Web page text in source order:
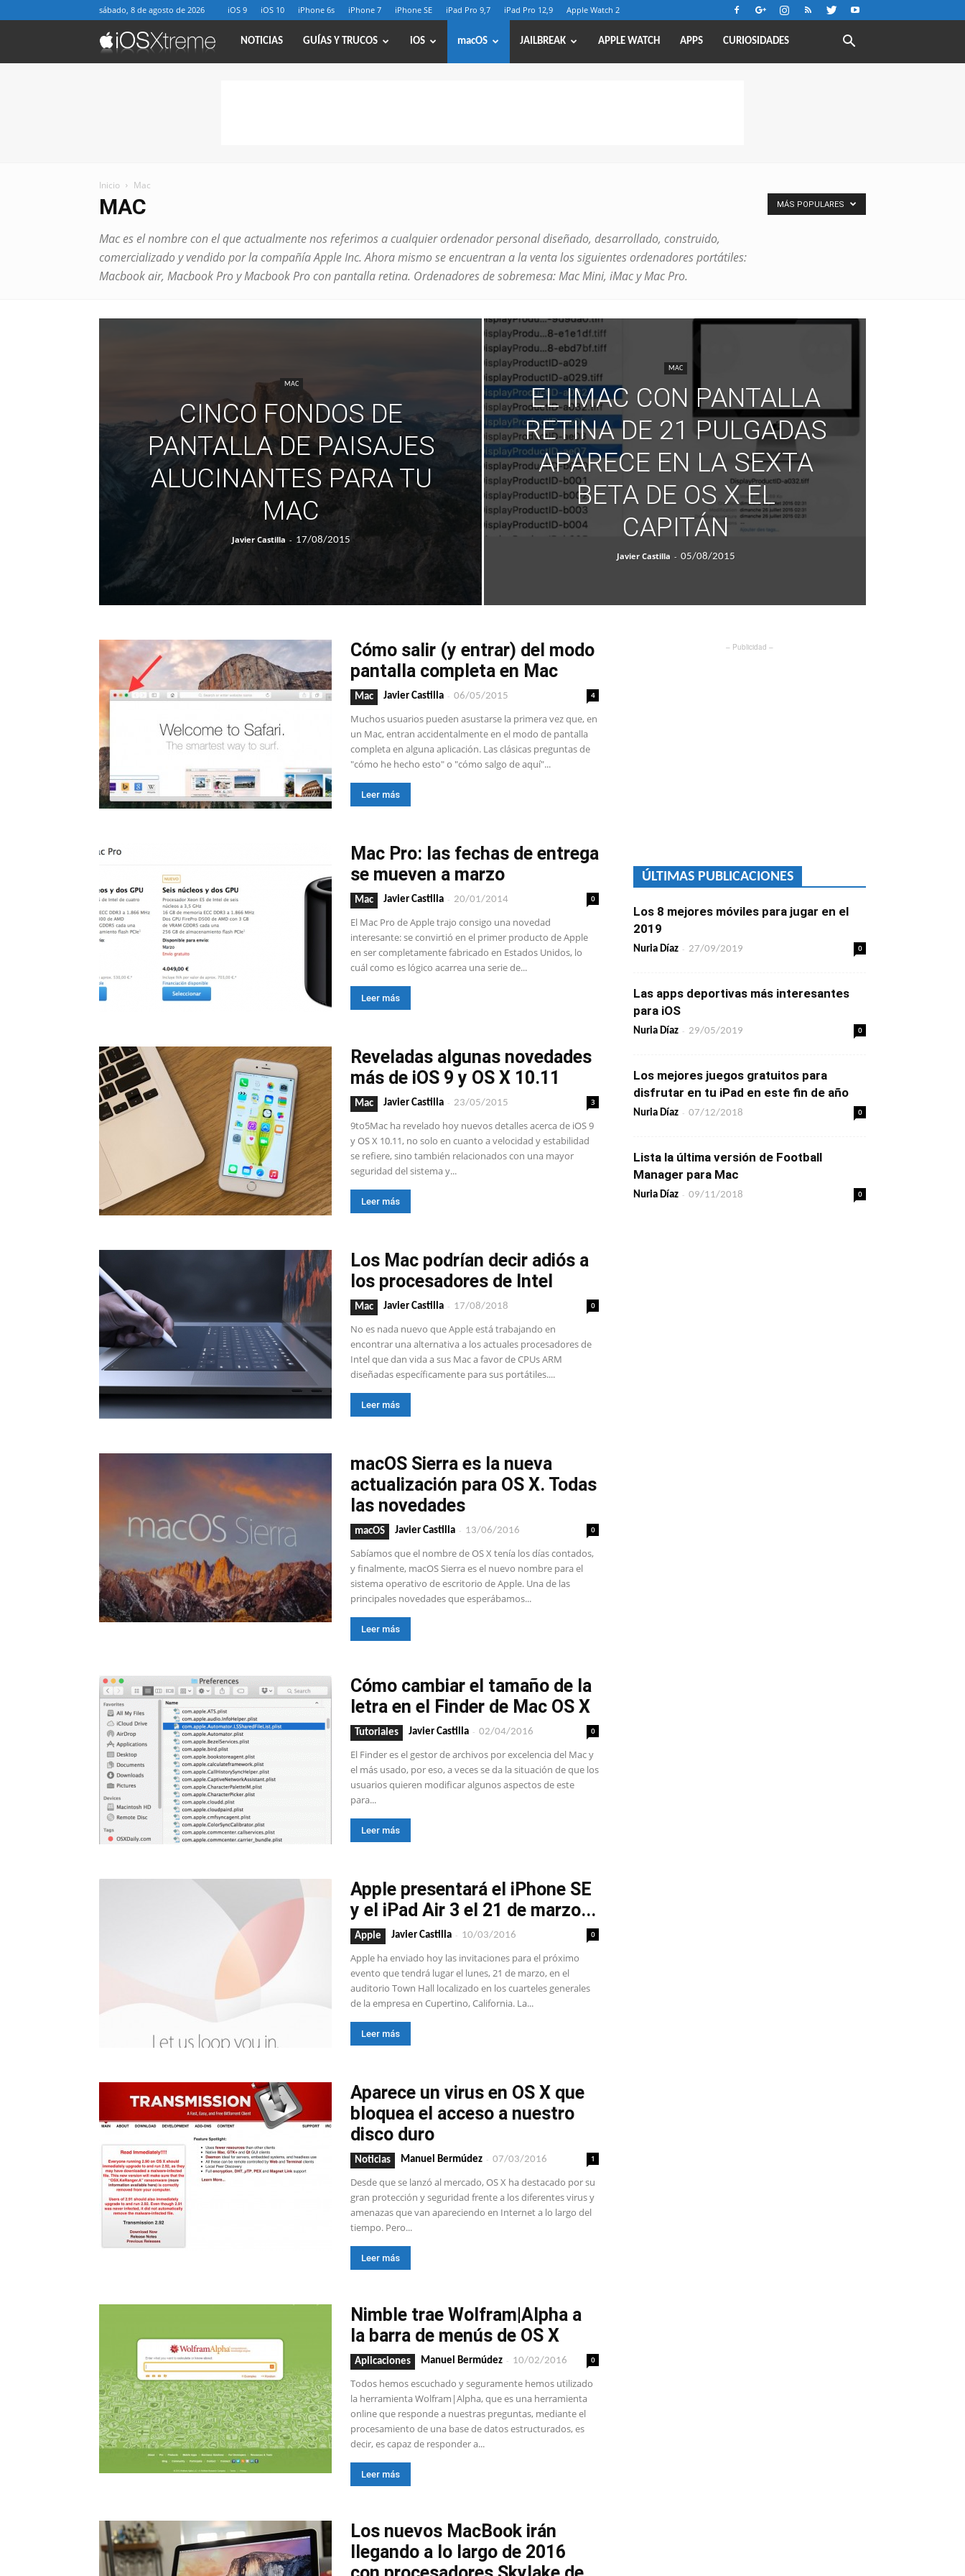
sábado, 8 de agosto de 2026 iOS 9 iOS 10 iPhone 6s iPhone 7 iPhone SE iPad Pro 9,7 iPad Pro 12,9 Apple Watch 2
iOSXtreme
NOTICIAS GUÍAS Y TRUCOS iOS macOS JAILBREAK APPLE WATCH APPS CURIOSIDADES
Inicio Mac
MAC
Mac es el nombre con el que actualmente nos referimos a cualquier ordenador personal diseñado, desarrollado, construido,
comercializado y vendido por la compañía Apple Inc. Ahora mismo se encuentran a la venta los siguientes ordenadores portátiles:
Macbook air, Macbook Pro y Macbook Pro con pantalla retina. Ordenadores de sobremesa: Mac Mini, iMac y Mac Pro.
MÁS POPULARES
MAC
CINCO FONDOS DE
PANTALLA DE PAISAJES
ALUCINANTES PARA TU
MAC
Javier Castilla - 17/08/2015
MAC
EL IMAC CON PANTALLA
RETINA DE 21 PULGADAS
APARECE EN LA SEXTA
BETA DE OS X EL
CAPITÁN
Javier Castilla - 05/08/2015
Cómo salir (y entrar) del modo
pantalla completa en Mac
Mac Javier Castilla - 06/05/2015 4
Muchos usuarios pueden asustarse la primera vez que, en
un Mac, entran accidentalmente en el modo de pantalla
completa en alguna aplicación. Las clásicas preguntas de
"cómo he hecho esto" o "cómo salgo de aquí"...
Leer más
Mac Pro: las fechas de entrega
se mueven a marzo
Mac Javier Castilla - 20/01/2014 0
El Mac Pro de Apple trajo consigo una novedad
interesante: se convirtió en el primer producto de Apple
en ser completamente fabricado en Estados Unidos, lo
cuál como es lógico acarrea una serie de...
Leer más
Reveladas algunas novedades
más de iOS 9 y OS X 10.11
Mac Javier Castilla - 23/05/2015 3
9to5Mac ha revelado hoy nuevos detalles acerca de iOS 9
y OS X 10.11, no solo en cuanto a velocidad y estabilidad
se refiere, sino también relacionados con una mayor
seguridad del sistema y...
Leer más
Los Mac podrían decir adiós a
los procesadores de Intel
Mac Javier Castilla - 17/08/2018 0
No es nada nuevo que Apple está trabajando en
encontrar una alternativa a los actuales procesadores de
Intel que dan vida a sus Mac a favor de CPUs ARM
diseñadas específicamente para sus portátiles....
Leer más
macOS Sierra es la nueva
actualización para OS X. Todas
las novedades
macOS Javier Castilla - 13/06/2016 0
Sabíamos que el nombre de OS X tenía los días contados,
y finalmente, macOS Sierra es el nuevo nombre para el
sistema operativo de escritorio de Apple. Una de las
principales novedades que esperábamos...
Leer más
Cómo cambiar el tamaño de la
letra en el Finder de Mac OS X
Tutoriales Javier Castilla - 02/04/2016 0
El Finder es el gestor de archivos por excelencia del Mac y
el más usado, por eso, a veces se da la situación de que los
usuarios quieren modificar algunos aspectos de este
para...
Leer más
Apple presentará el iPhone SE
y el iPad Air 3 el 21 de marzo...
Apple Javier Castilla - 10/03/2016 0
Apple ha enviado hoy las invitaciones para el próximo
evento que tendrá lugar el lunes, 21 de marzo, en el
auditorio Town Hall localizado en los cuarteles generales
de la empresa en Cupertino, California. La...
Leer más
Aparece un virus en OS X que
bloquea el acceso a nuestro
disco duro
Noticias Manuel Bermúdez - 07/03/2016 1
Desde que se lanzó al mercado, OS X ha destacado por su
gran protección y seguridad frente a los diferentes virus y
amenazas que van apareciendo en Internet a lo largo del
tiempo. Pero...
Leer más
Nimble trae Wolfram|Alpha a
la barra de menús de OS X
Aplicaciones Manuel Bermúdez - 10/02/2016 0
Todos hemos escuchado y seguramente hemos utilizado
la herramienta Wolfram|Alpha, que es una herramienta
online que responde a nuestras preguntas, mediante el
procesamiento de una base de datos estructurados, es
decir, es capaz de responder a...
Leer más
Los nuevos MacBook irán
llegando a lo largo de 2016
– Publicidad –
ÚLTIMAS PUBLICACIONES
Los 8 mejores móviles para jugar en el
2019
Nuria Díaz - 27/09/2019 0
Las apps deportivas más interesantes
para iOS
Nuria Díaz - 29/05/2019 0
Los mejores juegos gratuitos para
disfrutar en tu iPad en este fin de año
Nuria Díaz - 07/12/2018 0
Lista la última versión de Football
Manager para Mac
Nuria Díaz - 09/11/2018 0